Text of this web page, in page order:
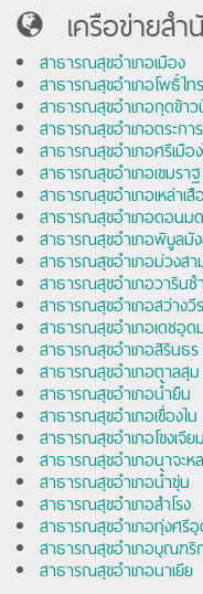
เครือข่ายส
สาธารณสุขอำเภอเมือง
สาธารณสุขอำเภอโพธิ์ไทร
สาธารณสุขอำเภอกุดข้า
สาธารณสุขอำเภอตระก
สาธารณสุขอำเภอศรีเมือ
สาธารณสุขอำเภอเขมราฐ
สาธารณสุขอำเภอเหล่าเสื
สาธารณสุขอำเภอดอนม
สาธารณสุขอำเภอพิบูลมั
สาธารณสุขอำเภอม่วงส
สาธารณสุขอำเภอวารินช
สาธารณสุขอำเภอสว่างวี
สาธารณสุขอำเภอเดชอุด
สาธารณสุขอำเภอสิรินธร
สาธารณสุขอำเภอตาลสุม
สาธารณสุขอำเภอน้ำยืน
สาธารณสุขอำเภอเขื่องใน
สาธารณสุขอำเภอโขงเจียม
สาธารณสุขอำเภอนาจะห
สาธารณสุขอำเภอน้ำขุ่น
สาธารณสุขอำเภอสำโรง
สาธารณสุขอำเภอทุ่งศรี
สาธารณสุขอำเภอบุณฑริ
สาธารณสุขอำเภอนาเยีย